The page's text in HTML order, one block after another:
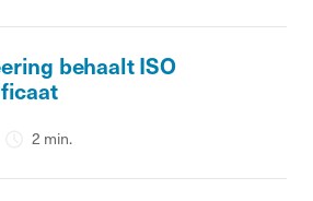
behaalt ISO
2 min.